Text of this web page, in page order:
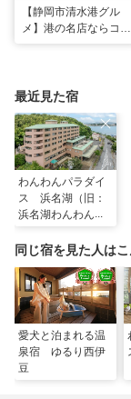
【静岡市清水港グル
メ】港の名店ならコ
最近見た宿
わんわんパラダイ
ス 浜名湖（旧：
浜名湖わんわんパ
ル）
同じ宿を見た人は
愛犬と泊まれる温
泉宿 ゆるり西伊
豆